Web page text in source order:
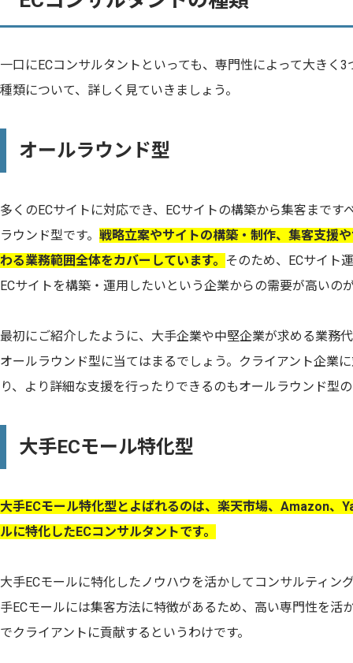
一口にECコンサルタントといっても、専門性によって大きく
種類について、詳しく見ていきましょう。
オールラウンド型
多くのECサイトに対応でき、ECサイトの構築から集客まで
ラウンド型です。 戦略立案やサイトの構築・制作、集客支援
わる業務範囲全体をカバーしています。
そのため、ECサイト
ECサイトを構築・運用したいという企業からの需要が高いの
最初にご紹介したように、大手企業や中堅企業が求める業務
オールラウンド型に当てはまるでしょう。クライアント企業
り、より詳細な支援を行ったりできるのもオールラウンド型
大手ECモール特化型
大手ECモール特化型とよばれるのは、楽天市場、Amazon、
ルに特化したECコンサルタントです。
大手ECモールに特化したノウハウを活かしてコンサルティン
手ECモールには集客方法に特徴があるため、高い専門性を活
でクライアントに貢献するというわけです。